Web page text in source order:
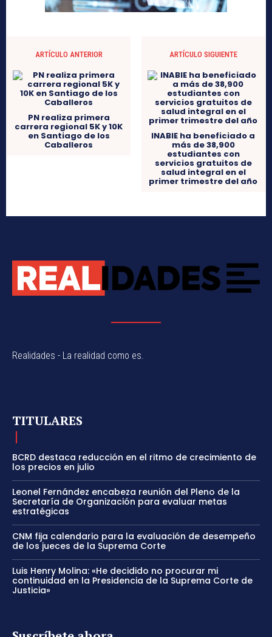
ARTÍCULO ANTERIOR
PN realiza primera
carrera regional 5K y 10K
en Santiago de los
Caballeros
ARTÍCULO SIGUIENTE
INABIE ha beneficiado a
más de 38,900
estudiantes con
servicios gratuitos de
salud integral en el
primer trimestre del año
Realidades - La realidad como es.
TITULARES
BCRD destaca reducción en el ritmo de crecimiento de
los precios en julio
Leonel Fernández encabeza reunión del Pleno de la
Secretaría de Organización para evaluar metas
estratégicas
CNM fija calendario para la evaluación de desempeño
de los jueces de la Suprema Corte
Luis Henry Molina: «He decidido no procurar mi
continuidad en la Presidencia de la Suprema Corte de
Justicia»